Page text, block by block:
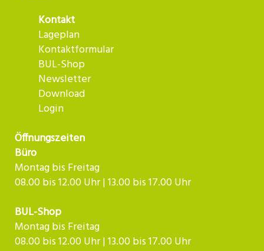
Kontakt
Lageplan
Kontaktformular
BUL-Shop
Newsletter
Download
Login
Öffnungszeiten
Büro
Montag bis Freitag
08.00 bis 12.00 Uhr | 13.00 bis 17.00 Uhr
BUL-Shop
Montag bis Freitag
08.00 bis 12.00 Uhr | 13.00 bis 17.00 Uhr